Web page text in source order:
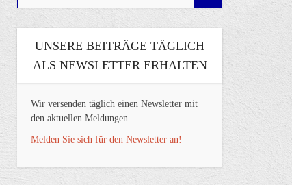
UNSERE BEITRÄGE TÄGLICH
ALS NEWSLETTER ERHALTEN
Wir versenden täglich einen Newsletter mit
den aktuellen Meldungen.
Melden Sie sich für den Newsletter an!